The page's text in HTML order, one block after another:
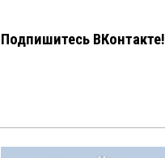
Подпишитесь ВКонтакте!